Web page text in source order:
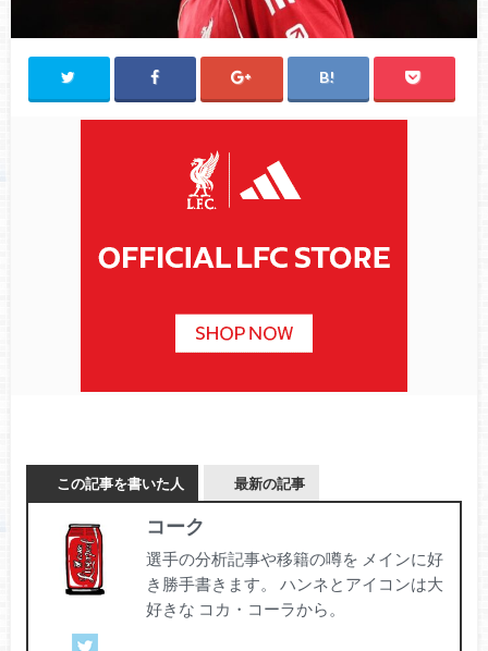
この記事を書いた人 最新の記事
コーク
選手の分析記事や移籍の噂を メインに好
き勝手書きます。 ハンネとアイコンは大
好きな コカ・コーラから。